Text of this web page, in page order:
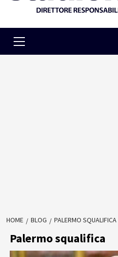
Menu
HOME BLOG PALERMO SQUALIFICA
Palermo squalifica